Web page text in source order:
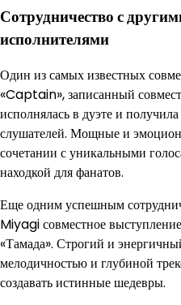
Сотрудничество с
исполнителями
Один из самых известных
«Captain», записанный
исполнялась в дуэте и
слушателей. Мощные и
сочетании с уникальными
находкой для фанатов.
Еще одним успешным
Miyagi совместное
«Тамада». Строгий и
мелодичностью и глубиной
создавать истинные шедевры.